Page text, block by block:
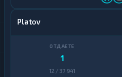
Platov
1
12 / 37 941